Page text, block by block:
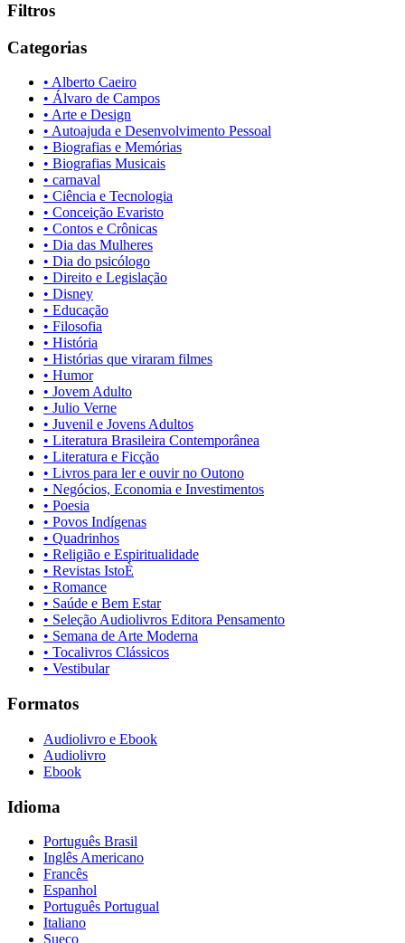
Filtros
Categorias
• Alberto Caeiro
• Álvaro de Campos
• Arte e Design
• Autoajuda e Desenvolvimento Pessoal
• Biografias e Memórias
• Biografias Musicais
• carnaval
• Ciência e Tecnologia
• Conceição Evaristo
• Contos e Crônicas
• Dia das Mulheres
• Dia do psicólogo
• Direito e Legislação
• Disney
• Educação
• Filosofia
• História
• Histórias que viraram filmes
• Humor
• Jovem Adulto
• Julio Verne
• Juvenil e Jovens Adultos
• Literatura Brasileira Contemporânea
• Literatura e Ficção
• Livros para ler e ouvir no Outono
• Negócios, Economia e Investimentos
• Poesia
• Povos Indígenas
• Quadrinhos
• Religião e Espiritualidade
• Revistas IstoÈ
• Romance
• Saúde e Bem Estar
• Seleção Audiolivros Editora Pensamento
• Semana de Arte Moderna
• Tocalivros Clássicos
• Vestibular
Formatos
Audiolivro e Ebook
Audiolivro
Ebook
Idioma
Português Brasil
Inglês Americano
Francês
Espanhol
Português Portugual
Italiano
Sueco